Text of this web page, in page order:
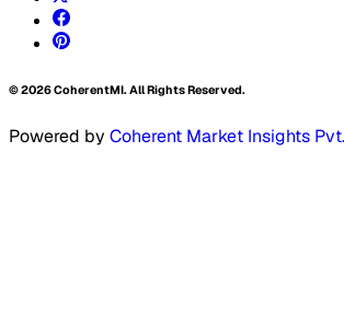
©2026CoherentMI. All Rights Reserved.
Powered by Coherent Market Insights